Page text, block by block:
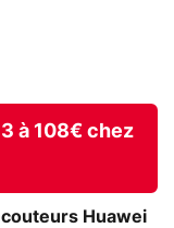
à 108€ chez
Huawei